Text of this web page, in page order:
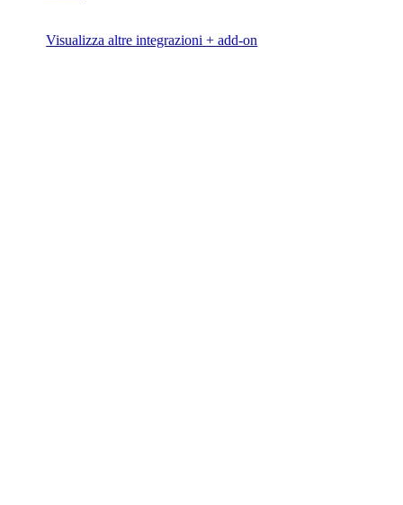
Visualizza altre integrazioni + add-on